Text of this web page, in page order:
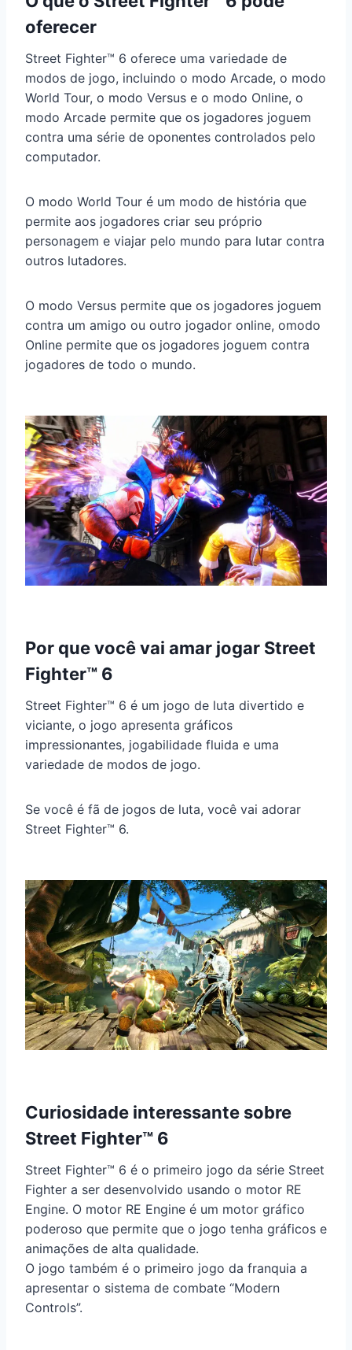
oferecer
Street Fighter™ 6 oferece uma variedade de
modos de jogo, incluindo o modo Arcade, o modo
World Tour, o modo Versus e o modo Online, o
modo Arcade permite que os jogadores joguem
contra uma série de oponentes controlados pelo
computador.
O modo World Tour é um modo de história que
permite aos jogadores criar seu próprio
personagem e viajar pelo mundo para lutar contra
outros lutadores.
O modo Versus permite que os jogadores joguem
contra um amigo ou outro jogador online, omodo
Online permite que os jogadores joguem contra
jogadores de todo o mundo.
Por que você vai amar jogar Street
Fighter™ 6
Street Fighter™ 6 é um jogo de luta divertido e
viciante, o jogo apresenta gráficos
impressionantes, jogabilidade fluida e uma
variedade de modos de jogo.
Se você é fã de jogos de luta, você vai adorar
Street Fighter™ 6.
Curiosidade interessante sobre
Street Fighter™ 6
Street Fighter™ 6 é o primeiro jogo da série Street
Fighter a ser desenvolvido usando o motor RE
Engine. O motor RE Engine é um motor gráfico
poderoso que permite que o jogo tenha gráficos e
animações de alta qualidade.
O jogo também é o primeiro jogo da franquia a
apresentar o sistema de combate “Modern
Controls”.